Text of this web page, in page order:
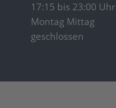
17:15 bis 23:00 Uhr
Montag Mittag
geschlossen